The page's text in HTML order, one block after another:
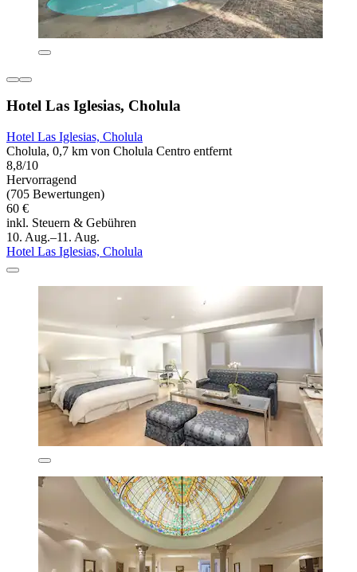
Hotel Las Iglesias, Cholula
Hotel Las Iglesias, Cholula
Cholula, 0,7 km von Cholula Centro entfernt
8,8/10
Hervorragend
(705 Bewertungen)
60 €
inkl. Steuern & Gebühren
10. Aug.–11. Aug.
Hotel Las Iglesias, Cholula